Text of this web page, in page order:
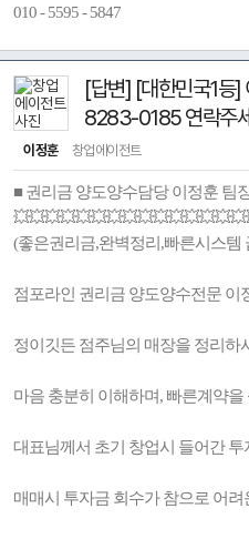
010 - 5595 - 5847
[답변] [대한민국1등
8283-0185 연락주
이정훈 창업에이전트
■ 권리금 양도양수담당 이정훈 팀
(좋은권리금,완벽정리,빠른시스템
점포라인 권리금 양도양수전문 이
정이깃든 점주님의 매장을 정리하
마음 충분히 이해하며, 빠른계약
대표님께서 초기 창업시 들어간
매매시 투자금 회수가 참으로 어려